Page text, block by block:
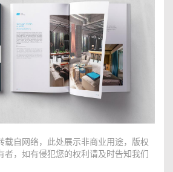
载自网络，此处展示非商业用途，版权
者，如有侵犯您的权利请及时告知我们